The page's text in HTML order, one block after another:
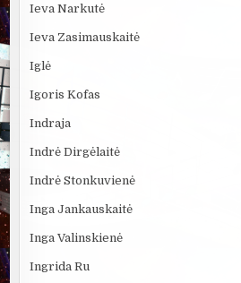
Ieva Narkutė
Ieva Zasimauskaitė
Iglė
Igoris Kofas
Indraja
Indrė Dirgėlaitė
Indrė Stonkuvienė
Inga Jankauskaitė
Inga Valinskienė
Ingrida Ru